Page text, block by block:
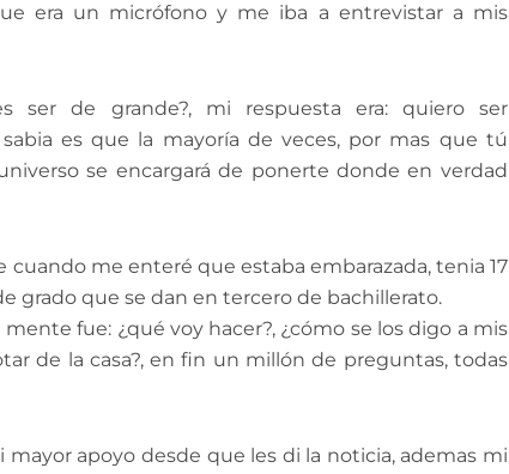
era un micrófono y me iba a entrevistar a mis
ser de grande?, mi respuesta era: quiero ser
es que la mayoría de veces, por mas que tú
se encargará de ponerte donde en verdad
me enteré que estaba embarazada, tenia 17
grado que se dan en tercero de bachillerato.
fue: ¿qué voy hacer?, ¿cómo se los digo a mis
de la casa?, en fin un millón de preguntas, todas
apoyo desde que les di la noticia, ademas mi